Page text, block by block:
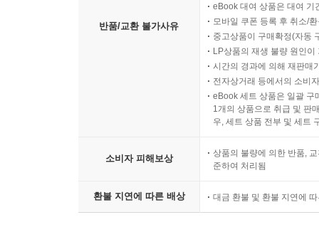
반품/교환 불가사유
eBook 대여 상품은 대여 기
모바일 쿠폰 등록 후 취소/
중고상품이 구매확정(자동
LP상품의 재생 불량 원인
시간의 경과에 의해 재판매
전자상거래 등에서의 소비
eBook 세트 상품은 일괄 구
1개의 상품으로 취급 및 판
우, 세트 상품 전부 및 세트
소비자 피해보상
상품의 불량에 의한 반품,
준하여 처리됨
환불 지연에 따른 배상 대금 환불 및 환불 지연에